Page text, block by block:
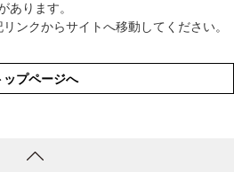
あります。
ンクからサイトへ移動してください。
ップページへ